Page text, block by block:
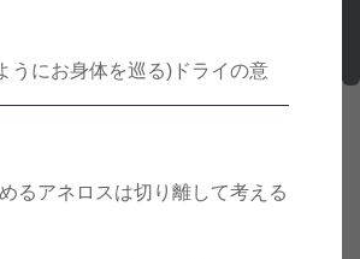
うにお身体を巡る)ドライの意
るアネロスは切り離して考える